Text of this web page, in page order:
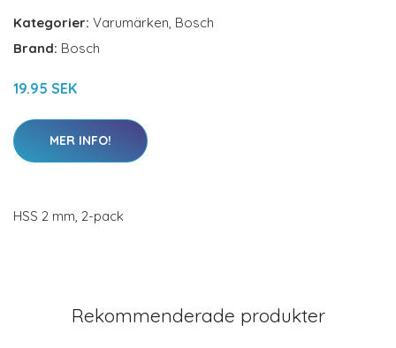
Kategorier: Varumärken, Bosch
Brand: Bosch
19.95 SEK
MER INFO!
HSS 2 mm, 2-pack
Rekommenderade produkter